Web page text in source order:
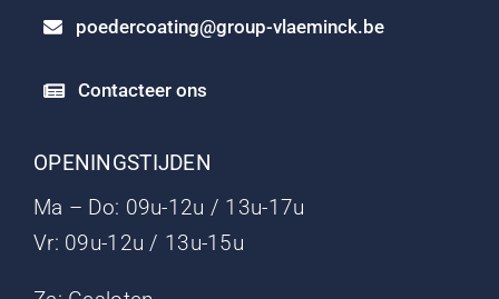
poedercoating@group-vlaeminck.be
Contacteer ons
OPENINGSTIJDEN
Ma – Do: 09u-12u / 13u-17u
Vr: 09u-12u / 13u-15u